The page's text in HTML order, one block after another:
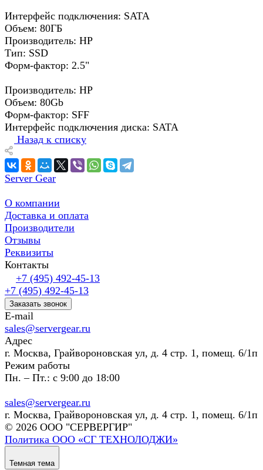
Интерфейс подключения: SATA
Объем: 80ГБ
Производитель: HP
Тип: SSD
Форм-фактор: 2.5"
Производитель: HP
Объем: 80Gb
Форм-фактор: SFF
Интерфейс подключения диска: SATA
Назад к списку
Server Gear
О компании
Доставка и оплата
Производители
Отзывы
Реквизиты
Контакты
+7 (495) 492-45-13
+7 (495) 492-45-13
Заказать звонок
E-mail
sales@servergear.ru
Адрес
г. Москва, Грайвороновская ул, д. 4 стр. 1, помещ. 6/1п
Режим работы
Пн. – Пт.: с 9:00 до 18:00
sales@servergear.ru
г. Москва, Грайвороновская ул, д. 4 стр. 1, помещ. 6/1п
© 2026 ООО "СЕРВЕРГИР"
Политика ООО «СГ ТЕХНОЛОДЖИ»
Темная тема